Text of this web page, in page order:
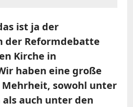
ist ja der
der Reformdebatte
Kirche in
haben eine große
sowohl unter
auch unter den